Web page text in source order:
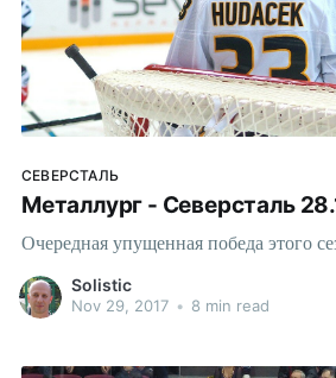
СЕВЕРСТАЛЬ
Металлург - Северсталь
Очередная упущенная победа этого
Solistic
Nov 29, 2017 • 8 min read